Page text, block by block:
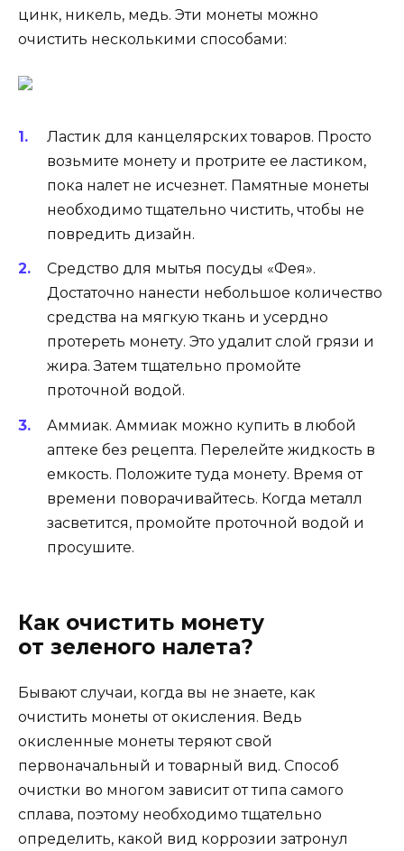
цинк, никель, медь. Эти монеты можно
очистить несколькими способами:
Ластик для канцелярских товаров. Просто
возьмите монету и протрите ее ластиком,
пока налет не исчезнет. Памятные монеты
необходимо тщательно чистить, чтобы не
повредить дизайн.
Средство для мытья посуды «Фея».
Достаточно нанести небольшое количество
средства на мягкую ткань и усердно
протереть монету. Это удалит слой грязи и
жира. Затем тщательно промойте
проточной водой.
Аммиак. Аммиак можно купить в любой
аптеке без рецепта. Перелейте жидкость в
емкость. Положите туда монету. Время от
времени поворачивайтесь. Когда металл
засветится, промойте проточной водой и
просушите.
Как очистить монету
от зеленого налета?
Бывают случаи, когда вы не знаете, как
очистить монеты от окисления. Ведь
окисленные монеты теряют свой
первоначальный и товарный вид. Способ
очистки во многом зависит от типа самого
сплава, поэтому необходимо тщательно
определить, какой вид коррозии затронул